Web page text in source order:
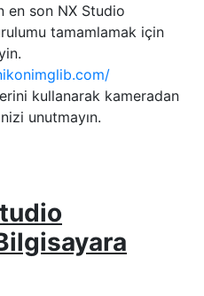
en son NX Studio
tamamlamak için
kullanarak kameradan
unutmayın.